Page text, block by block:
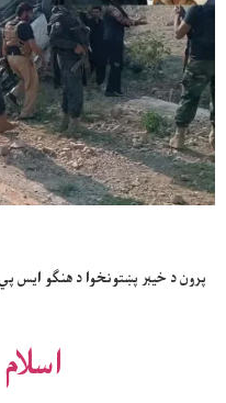
پرون د خیبر پښتونخوا د هنګو ایس